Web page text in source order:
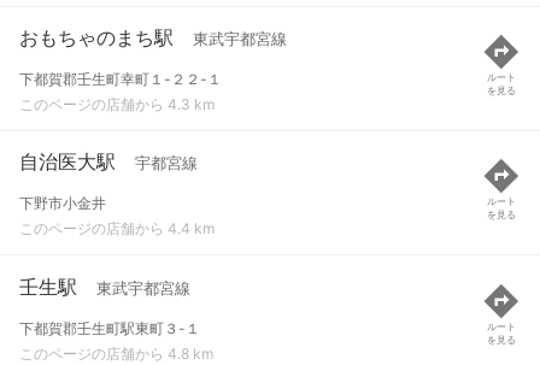
おもちゃのまち駅 東武宇都宮線
下都賀郡壬生町幸町１-２２-１
このページの店舗から 4.3 km
ルート
を見る
自治医大駅 宇都宮線
下野市小金井
このページの店舗から 4.4 km
ルート
を見る
壬生駅 東武宇都宮線
下都賀郡壬生町駅東町３-１
このページの店舗から 4.8 km
ルート
を見る